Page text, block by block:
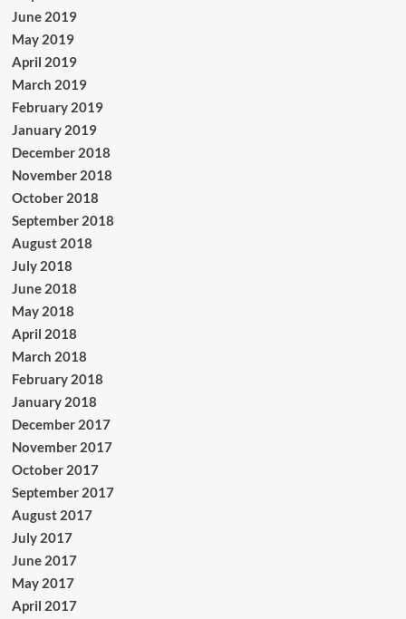
June 2019
May 2019
April 2019
March 2019
February 2019
January 2019
December 2018
November 2018
October 2018
September 2018
August 2018
July 2018
June 2018
May 2018
April 2018
March 2018
February 2018
January 2018
December 2017
November 2017
October 2017
September 2017
August 2017
July 2017
June 2017
May 2017
April 2017